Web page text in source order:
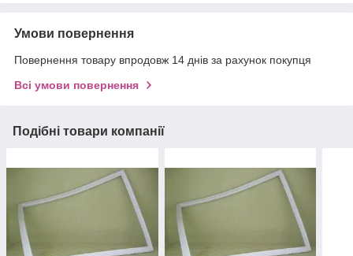
Умови повернення
Повернення товару впродовж 14 днів за рахунок покупця
Всі умови повернення
Подібні товари компанії